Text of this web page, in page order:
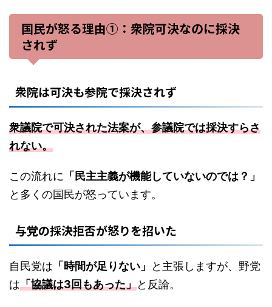
国民が怒る理由①：衆院可決なのに採決
されず
衆院は可決も参院で採決されず
衆議院で可決された法案が、参議院では採決すらさ
れない。
この流れに 「民主主義が機能していないのでは？」
と多くの国民が怒っています。
与党の採決拒否が怒りを招いた
自民党は 「時間が足りない」
と主張しますが、野党
は「協議は3回もあった」と反論。